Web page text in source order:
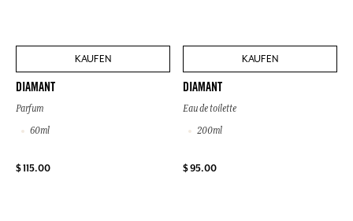
KAUFEN
DIAMANT
Parfum
60ml
$ 115.00
KAUFEN
DIAMANT
Eau de toilette
200ml
$ 95.00